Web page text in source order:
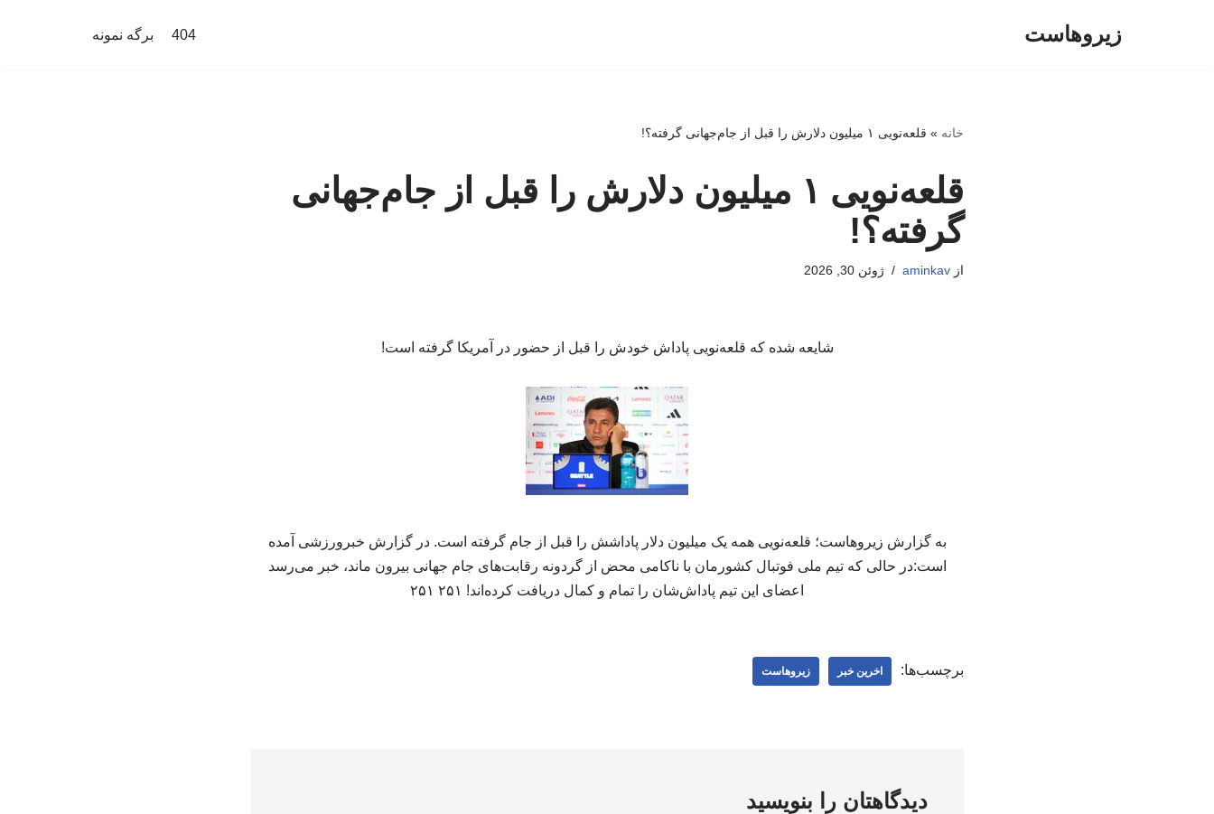
زیروهاست 404 برگه نمونه
خانه » قلعه‌نویی ۱ میلیون دلارش را قبل از جام‌جهانی گرفته؟!
قلعه‌نویی ۱ میلیون دلارش را قبل از جام‌جهانی
گرفته؟!
ازaminkav ژوئن 30, 2026
شایعه شده که قلعه‌نویی پاداش خودش را قبل از حضور در آمریکا گرفته است!
به گزارش زیروهاست؛ قلعه‌نویی همه یک میلیون دلار پاداشش را قبل از جام گرفته است. در گزارش خبرورزشی آمده
است:در حالی که تیم ملی فوتبال کشورمان با ناکامی محض از گردونه رقابت‌های جام جهانی بیرون ماند، خبر می‌رسد
اعضای این تیم پاداش‌شان را تمام و کمال دریافت کرده‌اند! ۲۵۱ ۲۵۱
برچسب‌ها: اخرین خبر زیروهاست
دیدگاهتان را بنویسید